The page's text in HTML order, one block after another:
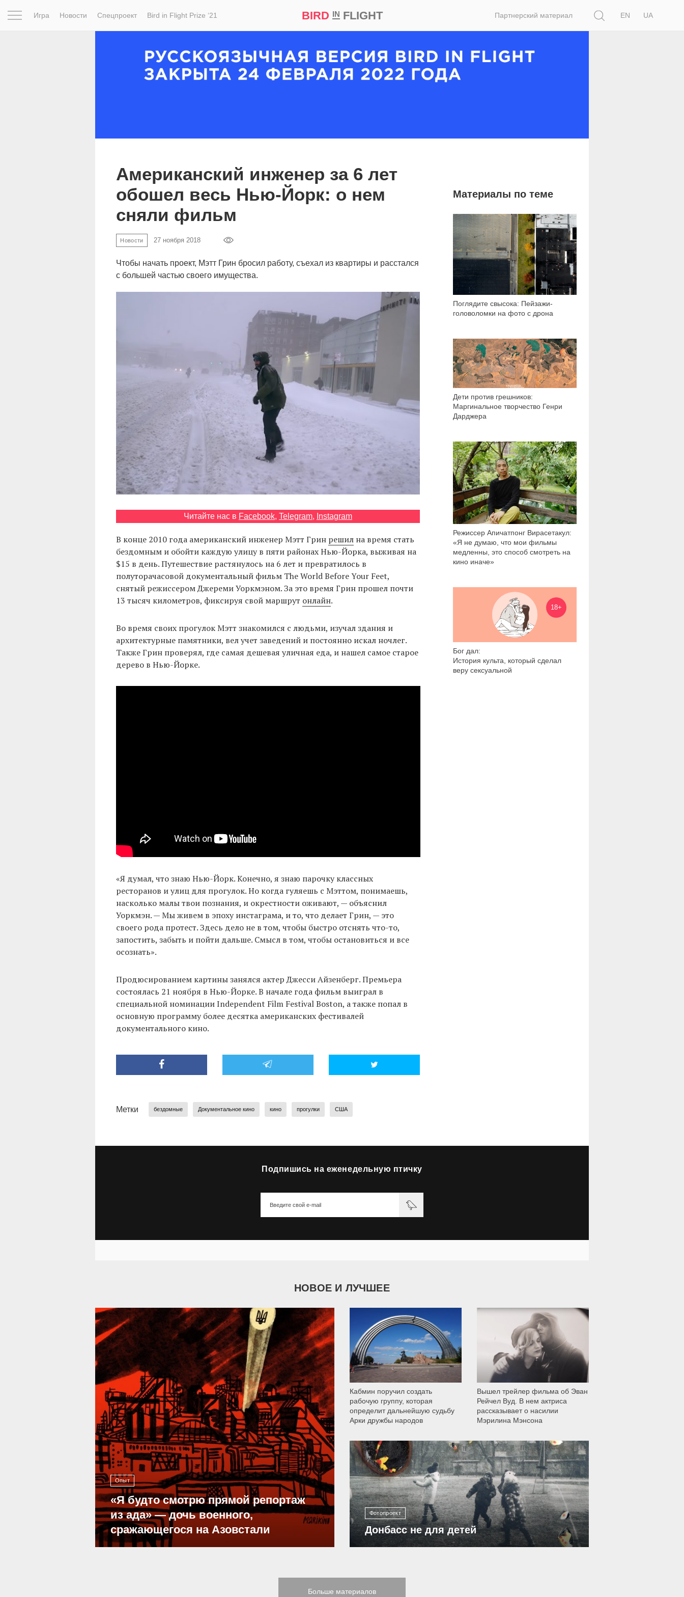
Игра Новости Спецпроект Bird in Flight Prize ‘21 BIRD INFLIGHT Партнерский материал
EN
UA
Американский инженер за 6 лет
обошел весь Нью-Йорк: о нем
сняли фильм
Новости 27 ноября 2018
Чтобы начать проект, Мэтт Грин бросил работу, съехал из квартиры и расстался
с большей частью своего имущества.
Читайте нас в Facebook, Telegram, Instagram
В конце 2010 года американский инженер Мэтт Грин решилна время стать
бездомным и обойти каждую улицу в пяти районах Нью-Йорка, выживая на
$15 в день. Путешествие растянулось на 6 лет и превратилось в
полуторачасовой документальный фильм The World Before Your Feet,
снятый режиссером Джереми Уоркмэном. За это время Грин прошел почти
13 тысяч километров, фиксируя свой маршрут онлайн.
Во время своих прогулок Мэтт знакомился с людьми, изучал здания и
архитектурные памятники, вел учет заведений и постоянно искал ночлег.
Также Грин проверял, где самая дешевая уличная еда, и нашел самое старое
дерево в Нью-Йорке.
«Я думал, что знаю Нью-Йорк. Конечно, я знаю парочку классных
ресторанов и улиц для прогулок. Но когда гуляешь с Мэттом, понимаешь,
насколько малы твои познания, и окрестности оживают, — объяснил
Уоркмэн. — Мы живем в эпоху инстаграма, и то, что делает Грин, — это
своего рода протест. Здесь дело не в том, чтобы быстро отснять что-то,
запостить, забыть и пойти дальше. Смысл в том, чтобы остановиться и все
осознать».
Продюсированием картины занялся актер Джесси Айзенберг. Премьера
состоялась 21 ноября в Нью-Йорке. В начале года фильм выиграл в
специальной номинации Independent Film Festival Boston, а также попал в
основную программу более десятка американских фестивалей
документального кино.
Метки бездомные Документальное кино кино прогулки США
Материалы по теме
Поглядите свысока: Пейзажи-
головоломки на фото с дрона
1 574
Дети против грешников:
Маргинальное творчество Генри
Дарджера
29 925
Режиссер Апичатпонг Вирасетакул:
«Я не думаю, что мои фильмы
медленны, это способ смотреть на
кино иначе»
6 667
18+
Бог дал:
История культа, который сделал
веру сексуальной
18 846
Подпишись на еженедельную птичку
НОВОЕ И ЛУЧШЕЕ
Опыт
«Я будто смотрю прямой репортаж
из ада» — дочь военного,
сражающегося на Азовстали
39 289
Кабмин поручил создать
рабочую группу, которая
определит дальнейшую судьбу
Арки дружбы народов
9 787
Вышел трейлер фильма об Эван
Рейчел Вуд. В нем актриса
рассказывает о насилии
Мэрилина Мэнсона
Фотопроект
Донбасс не для детей
12 301
Больше материалов